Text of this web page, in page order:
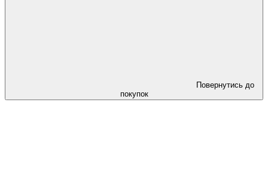
Повернутись до
покупок